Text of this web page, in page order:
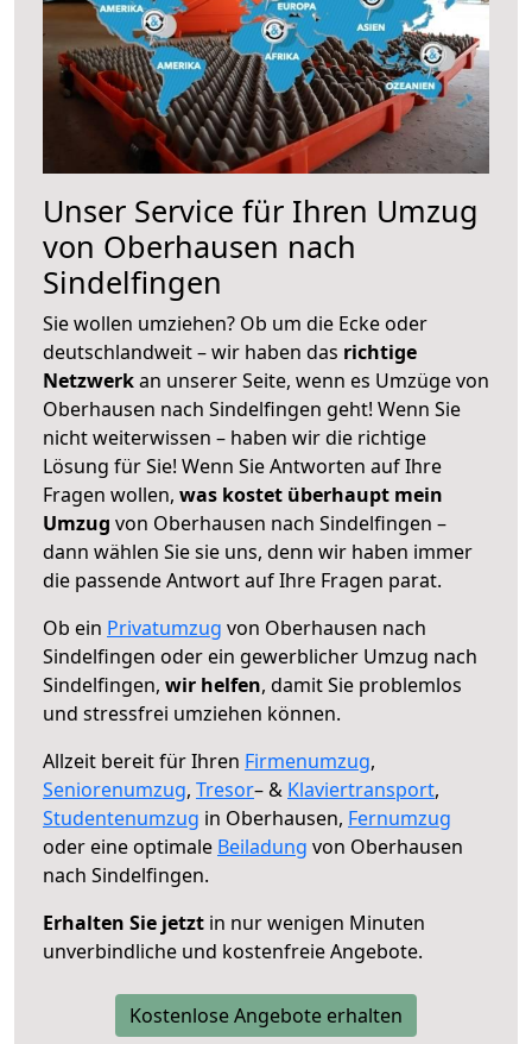
Unser Service für Ihren Umzug
von Oberhausen nach
Sindelfingen
Sie wollen umziehen? Ob um die Ecke oder
deutschlandweit – wir haben das richtige
Netzwerkan unserer Seite, wenn es Umzüge von
Oberhausen nach Sindelfingen geht! Wenn Sie
nicht weiterwissen – haben wir die richtige
Lösung für Sie! Wenn Sie Antworten auf Ihre
Fragen wollen, was kostet überhaupt mein
Umzug von Oberhausen nach Sindelfingen –
dann wählen Sie sie uns, denn wir haben immer
die passende Antwort auf Ihre Fragen parat.
Ob ein Privatumzug von Oberhausen nach
Sindelfingen oder ein gewerblicher Umzug nach
Sindelfingen, wir helfen, damit Sie problemlos
und stressfrei umziehen können.
Allzeit bereit für Ihren Firmenumzug,
Seniorenumzug, Tresor– & Klaviertransport,
Studentenumzug in Oberhausen, Fernumzug
oder eine optimale Beiladung von Oberhausen
nach Sindelfingen.
Erhalten Sie jetzt in nur wenigen Minuten
unverbindliche und kostenfreie Angebote.
Kostenlose Angebote erhalten